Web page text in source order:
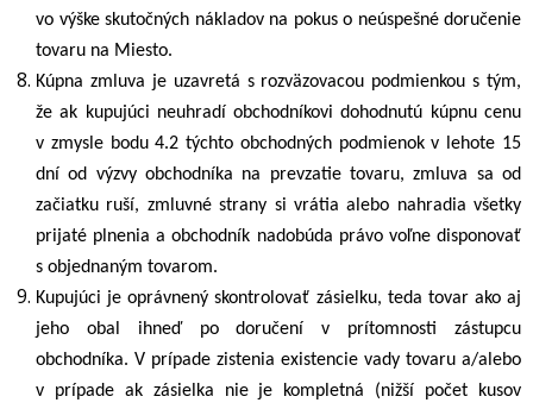
vo výške skutočných nákladov na pokus o neúspešné doručenie
tovaru na Miesto.
Kúpna zmluva je uzavretá s rozväzovacou podmienkou s tým,
že ak kupujúci neuhradí obchodníkovi dohodnutú kúpnu cenu
v zmysle bodu4.2 týchto obchodných podmienok v lehote 15
dní od výzvy obchodníka na prevzatie tovaru, zmluva sa od
začiatku ruší, zmluvné strany si vrátia alebo nahradia všetky
prijaté plnenia a obchodník nadobúda právo voľne disponovať
s objednaným tovarom.
Kupujúci je oprávnený skontrolovať zásielku, teda tovar ako aj
jeho obal ihneď po doručení v prítomnosti zástupcu
obchodníka. V prípade zistenia existencie vady tovaru a/alebo
v prípade ak zásielka nie je kompletná (nižší počet kusov